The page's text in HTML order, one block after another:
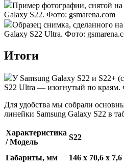
Пример фотографии, снятой
Galaxy S22. Фото: gsmarena.com
Образец снимка, сделанного
Galaxy S22 Ultra. Фото:
Итоги
У Samsung Galaxy S22 и S22+
S22 Ultra — изогнутый по краям.
Для удобства мы собрали
линейки Samsung Galaxy S22 в
Характеристика
/ Модель
S22
Габариты, мм 146 x 70,6 x 7,6